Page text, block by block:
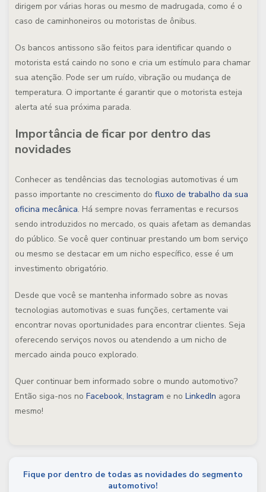
dirigem por várias horas ou mesmo de madrugada, como é o
caso de caminhoneiros ou motoristas de ônibus.
Os bancos antissono são feitos para identificar quando o
motorista está caindo no sono e cria um estímulo para chamar
sua atenção. Pode ser um ruído, vibração ou mudança de
temperatura. O importante é garantir que o motorista esteja
alerta até sua próxima parada.
Importância de ficar por dentro das
novidades
Conhecer as tendências das tecnologias automotivas é um
passo importante no crescimento do fluxo de trabalho da sua
oficina mecânica. Há sempre novas ferramentas e recursos
sendo introduzidos no mercado, os quais afetam as demandas
do público. Se você quer continuar prestando um bom serviço
ou mesmo se destacar em um nicho específico, esse é um
investimento obrigatório.
Desde que você se mantenha informado sobre as novas
tecnologias automotivas e suas funções, certamente vai
encontrar novas oportunidades para encontrar clientes. Seja
oferecendo serviços novos ou atendendo a um nicho de
mercado ainda pouco explorado.
Quer continuar bem informado sobre o mundo automotivo?
Então siga-nos no Facebook, Instagram e no LinkedIn agora
mesmo!
Fique por dentro de todas as novidades do segmento
automotivo!